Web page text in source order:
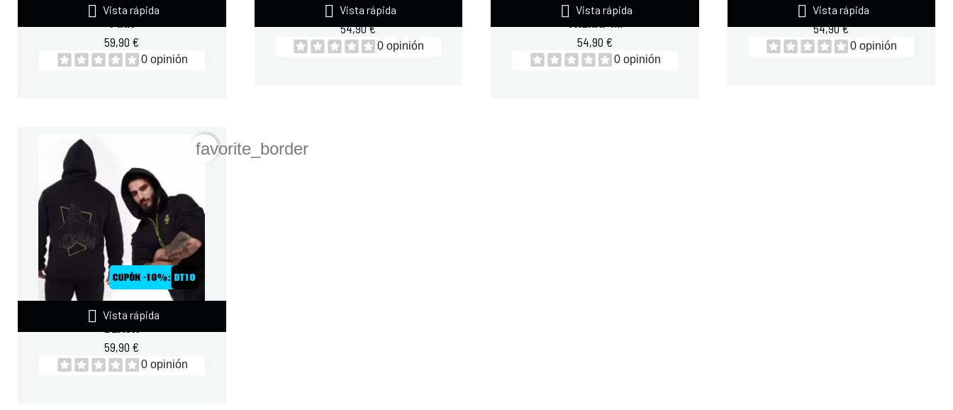
 Vista rápida
SUDADERA SPOOKY NUTRITION
59,90 €
0 opinión
 Vista rápida
SUDADERA REPREP. GRIS XL
54,90 €
0 opinión
 Vista rápida
QUAMTRAX SUDADERA
THERAPY...
54,90 €
0 opinión
 Vista rápida
QUAMTRAX SUDADERA SORRY...
54,90 €
0 opinión
 Vista rápida
ZOOMAD SUDADERA LABS
59,90 €
0 opinión
favorite_border